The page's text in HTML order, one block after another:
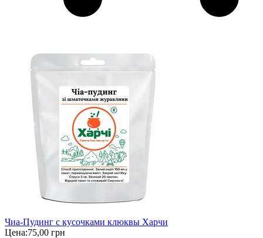
Чиа-Пудинг с кусочками клюквы Харчи
Цена:75,00 грн